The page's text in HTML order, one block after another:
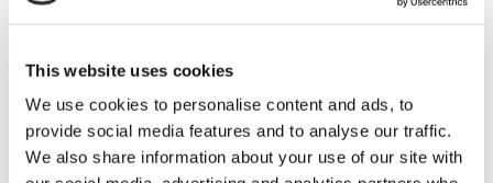
This website uses cookies
We use cookies to personalise content and ads, to
provide social media features and to analyse our traffic.
We also share information about your use of our site with
certificato per il turismo sanitario.
Chi Siamo
Come Funziona
Guida Pre-Operazione